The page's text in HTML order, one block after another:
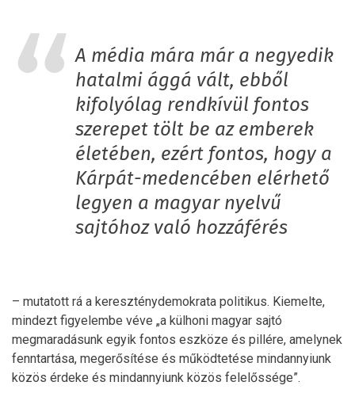
A média mára már a negyedik
hatalmi ággá vált, ebből
kifolyólag rendkívül fontos
szerepet tölt be az emberek
életében, ezért fontos, hogy a
Kárpát-medencében elérhető
legyen a magyar nyelvű
sajtóhoz való hozzáférés
– mutatott rá a kereszténydemokrata politikus. Kiemelte,
mindezt figyelembe véve „a külhoni magyar sajtó
megmaradásunk egyik fontos eszköze és pillére, amelynek
fenntartása, megerősítése és működtetése mindannyiunk
közös érdeke és mindannyiunk közös felelőssége”.